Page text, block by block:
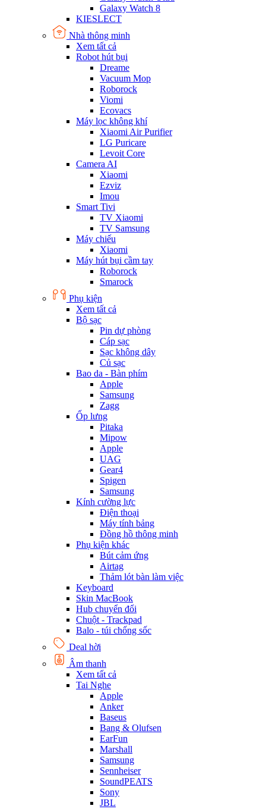
Galaxy Watch 8
KIESLECT
Nhà thông minh
Xem tất cả
Robot hút bụi
Dreame
Vacuum Mop
Roborock
Viomi
Ecovacs
Máy lọc không khí
Xiaomi Air Purifier
LG Puricare
Levoit Core
Camera AI
Xiaomi
Ezviz
Imou
Smart Tivi
TV Xiaomi
TV Samsung
Máy chiếu
Xiaomi
Máy hút bụi cầm tay
Roborock
Smarock
Phụ kiện
Xem tất cả
Bộ sạc
Pin dự phòng
Cáp sạc
Sạc không dây
Củ sạc
Bao da - Bàn phím
Apple
Samsung
Zagg
Ốp lưng
Pitaka
Mipow
Apple
UAG
Gear4
Spigen
Samsung
Kính cường lực
Điện thoại
Máy tính bảng
Đồng hồ thông minh
Phụ kiện khác
Bút cảm ứng
Airtag
Thảm lót bàn làm việc
Keyboard
Skin MacBook
Hub chuyển đổi
Chuột - Trackpad
Balo - túi chống sốc
Deal hời
Âm thanh
Xem tất cả
Tai Nghe
Apple
Anker
Baseus
Bang & Olufsen
EarFun
Marshall
Samsung
Sennheiser
SoundPEATS
Sony
JBL